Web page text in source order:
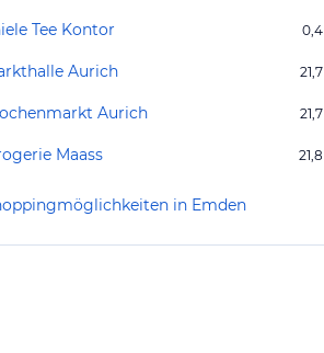
Tee Kontor 0,4
Aurich 21,7
Aurich 21,7
Maass 21,8
in Emden